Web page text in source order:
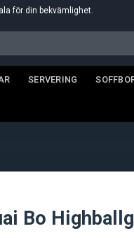
för din bekvämlighet.
SERVERING
Bo